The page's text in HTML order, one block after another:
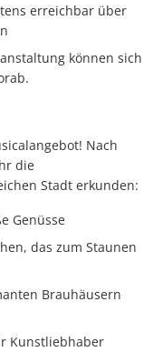
erreichbar über
können sich
Nach
die
Stadt erkunden:
Genüsse
das zum Staunen
Brauhäusern
Kunstliebhaber